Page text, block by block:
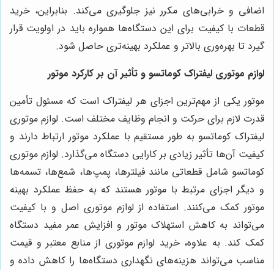
اضافی و خرابی‌های مکرر نیز جلوگیری می‌کند. بنابراین، خرید
قطعات با کیفیت برای این دستگاه‌ها همواره باید در اولویت قرار
گیرد تا بهره‌وری بالاتر و عملکرد بهینه‌تری حاصل شود.
لوازم موتوری لیفتراک کوماتسو و تأثیر آن بر کارکرد موتور
موتور یکی از مهم‌ترین اجزای هر لیفتراک است که مسئول تأمین
قدرت لازم برای حرکت و انجام وظایف مختلف است. لوازم موتوری
لیفتراک کوماتسو به طور مستقیم با عملکرد موتور ارتباط دارند و
کیفیت آن‌ها تأثیر زیادی بر کارایی دستگاه می‌گذارد. لوازم موتوری
کوماتسو شامل قطعاتی مانند فیلترها، پمپ‌ها، شمع‌ها، تسمه‌ها
و دیگر اجزای مرتبط با موتور هستند که به حفظ عملکرد بهینه
موتور کمک می‌کنند. استفاده از لوازم موتوری اصل و با کیفیت
می‌تواند به کاهش استهلاک موتور و افزایش عمر مفید دستگاه
کمک کند. به علاوه، خرید لوازم موتوری از منابع معتبر و قیمت
مناسب می‌تواند هزینه‌های نگهداری دستگاه‌ها را کاهش داده و